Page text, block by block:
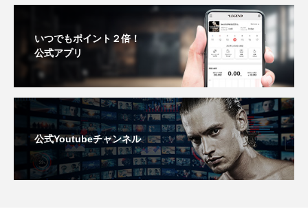
いつでもポイント２倍！
公式アプリ
公式Youtubeチャンネル